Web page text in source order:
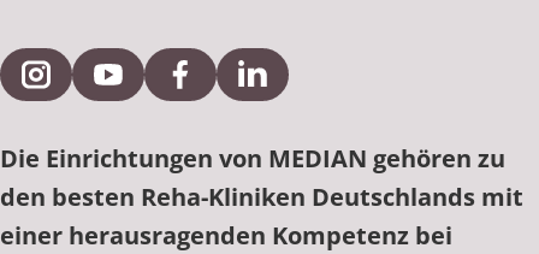
Externe Verlinkung zu Instagram
Externe Verlinkung zu YouTube
Externe Verlinkung zu Facebook
Externe Verlinkung zu
Die Einrichtungen von MEDIAN gehören zu
den besten Reha-Kliniken Deutschlands mit
einer herausragenden Kompetenz bei